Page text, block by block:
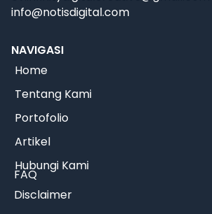
info@notisdigital.com
NAVIGASI
Home
Tentang Kami
Portofolio
Artikel
Hubungi Kami
FAQ
Disclaimer